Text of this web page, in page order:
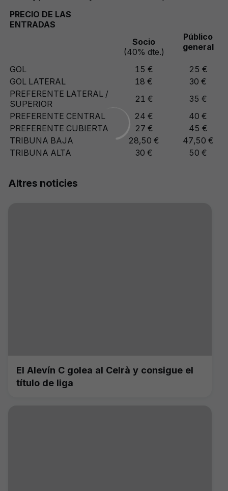
PRECIO DE LAS
ENTRADAS
Socio
(40% dte.)
Público
general
GOL 15 €
25 €
GOL LATERAL
18 €
30 €
PREFERENTE LATERAL /
SUPERIOR
21 €
35 €
PREFERENTE CENTRAL
24 €
40 €
PREFERENTE CUBIERTA
27 €
45 €
TRIBUNA BAJA
28,50 €
47,50 €
TRIBUNA ALTA
30 € 50 €
Altres noticies
El Alevín C golea al Celrà y consigue el
título de liga